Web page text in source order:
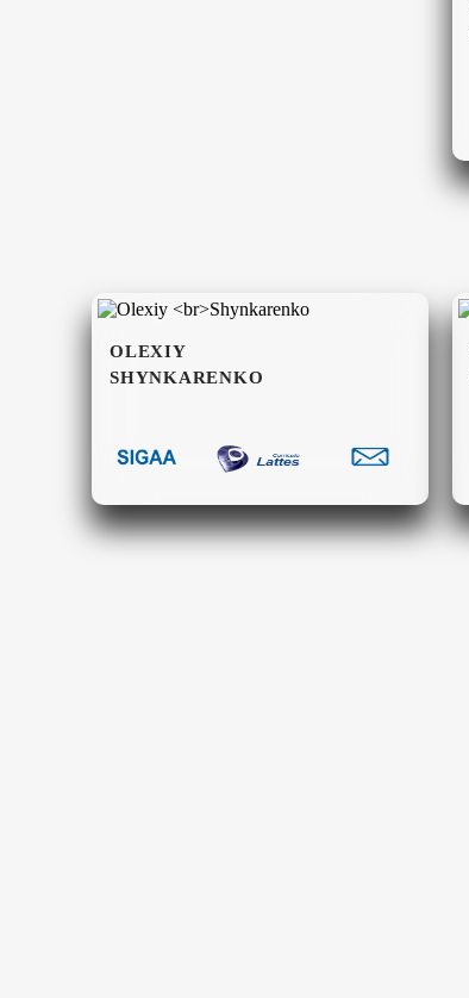
OLEXIY
SHYNKARENKO